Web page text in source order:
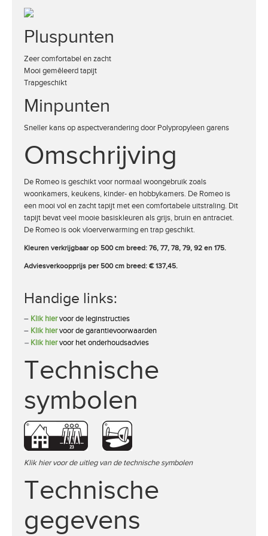
Pluspunten
Zeer comfortabel en zacht
Mooi gemêleerd tapijt
Trapgeschikt
Minpunten
Sneller kans op aspectverandering door Polypropyleen garens
Omschrijving
De Romeo is geschikt voor normaal woongebruik zoals
woonkamers, keukens, kinder- en hobbykamers. De Romeo is
een mooi vol en zacht tapijt met een comfortabele uitstraling. Dit
tapijt bevat veel mooie basiskleuren als grijs, bruin en antraciet.
De Romeo is ook vloerverwarming en trap geschikt.
Kleuren verkrijgbaar op 500 cm breed: 76, 77, 78, 79, 92 en 175.
Adviesverkoopprijs per 500 cm breed: € 137,45.
Handige links:
– Klik hiervoor de leginstructies
– Klik hiervoor de garantievoorwaarden
– Klik hiervoor het onderhoudsadvies
Technische
symbolen
Klik hier voor de uitleg van de technische symbolen
Technische
gegevens